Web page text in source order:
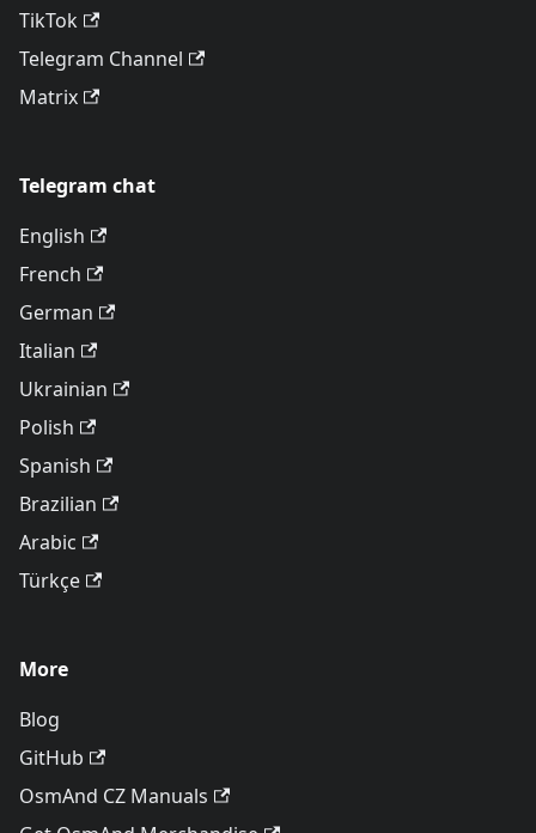
TikTok
Telegram Channel
Matrix
Telegram chat
English
French
German
Italian
Ukrainian
Polish
Spanish
Brazilian
Arabic
Türkçe
More
Blog
GitHub
OsmAnd CZ Manuals